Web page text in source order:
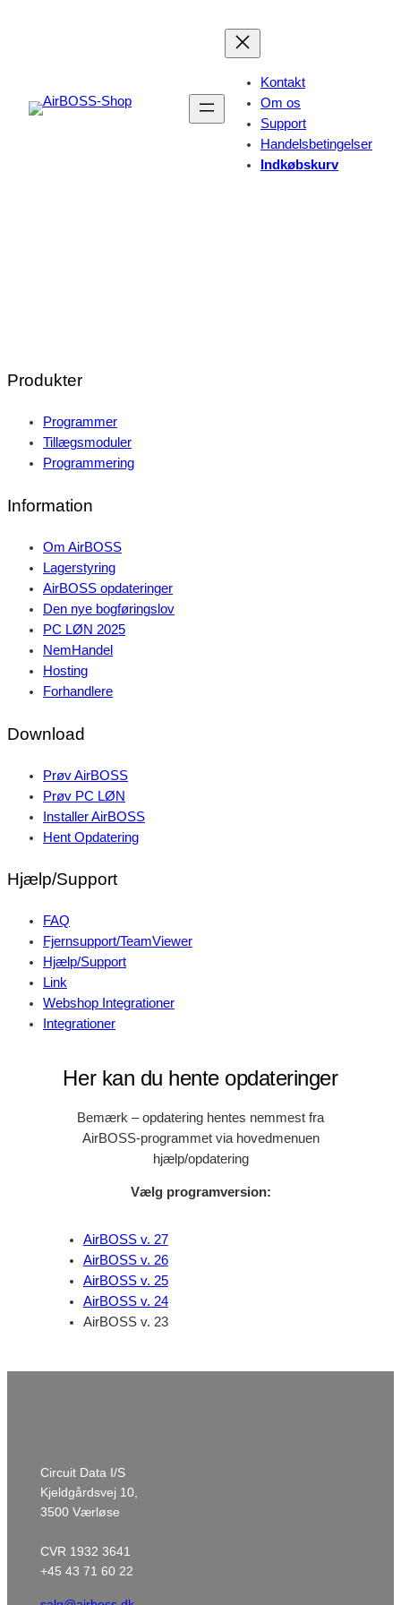
Kontakt
Om os
Support
Handelsbetingelser
Indkøbskurv
Produkter
Programmer
Tillægsmoduler
Programmering
Information
Om AirBOSS
Lagerstyring
AirBOSS opdateringer
Den nye bogføringslov
PC LØN 2025
NemHandel
Hosting
Forhandlere
Download
Prøv AirBOSS
Prøv PC LØN
Installer AirBOSS
Hent Opdatering
Hjælp/Support
FAQ
Fjernsupport/TeamViewer
Hjælp/Support
Link
Webshop Integrationer
Integrationer
Her kan du hente opdateringer
Bemærk – opdatering hentes nemmest fra
AirBOSS-programmet via hovedmenuen
hjælp/opdatering
Vælg programversion:
AirBOSS v. 27
AirBOSS v. 26
AirBOSS v. 25
AirBOSS v. 24
AirBOSS v. 23
Circuit Data I/S
Kjeldgårdsvej 10,
3500 Værløse
CVR 1932 3641
+45 43 71 60 22